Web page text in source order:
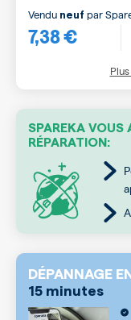
7,38 €
Vendu neuf par
SPAREKA VOUS
RÉPARATION:
DÉPANNAGE
15 minutes